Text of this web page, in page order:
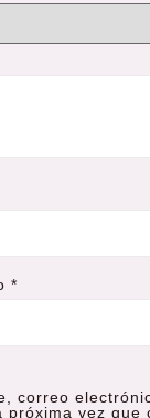
*
correo
vez que